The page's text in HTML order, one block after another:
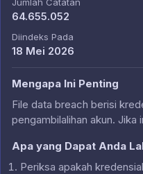
64.655.052
Diindeks Pada
18 Mei 2026
Mengapa Ini Penting
File data breach berisi
pengambilalihan akun. Jika
Apa yang Dapat Anda
Periksa apakah